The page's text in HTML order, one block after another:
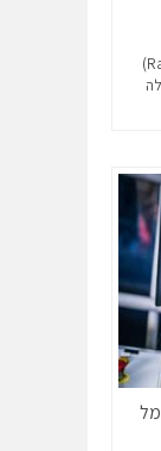
תכנון של תדר רדיו (Radio Frequency – RF)